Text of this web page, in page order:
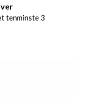
tenminste 3